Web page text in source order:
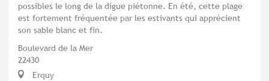
possibles le long de la digue piétonne. En été, cette plage
est fortement fréquentée par les estivants qui apprécient
son sable blanc et fin.
Boulevard de la Mer
22430
Erquy